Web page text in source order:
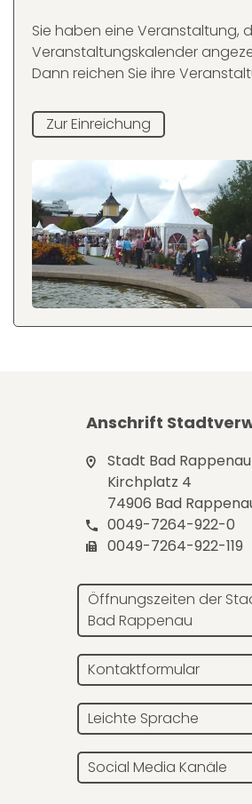
Sie haben eine Veranstaltung,
Veranstaltungskalender
Dann reichen Sie ihre
Zur Einreichung
Anschrift
Stadt Bad Rappenau
Kirchplatz 4
74906 Bad
0049-7264-922-0
0049-7264-922-119
Öffnungszeiten der
Bad Rappenau
Kontaktformular
Leichte Sprache
Social Media Kanäle